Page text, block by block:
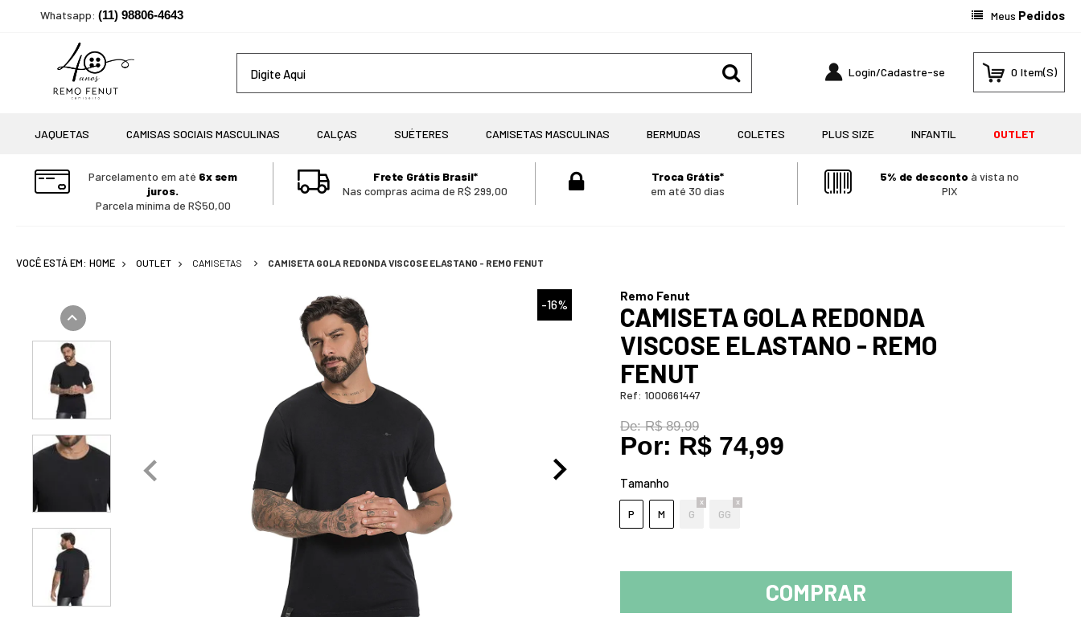
Whatsapp: (11) 98806-4643 Meus Pedidos
0
CAMISAS SOCIAIS MASCULINAS CAMISETAS MASCULINAS BERMUDAS
CALÇAS SUÉTERES PLUS SIZE
JAQUETAS COLETES OUTLET
INFANTIL
Parcelamento em até 6x sem
juros.
Parcela mínima de R$50,00
Frete Grátis Brasil*
Nas compras acima de R$ 299,00
Troca Grátis*
em até 30 dias
5% de desconto à vista no
PIX
OUTLET CAMISETAS CAMISETA GOLA REDONDA VISCOSE ELASTANO - REMO FENUT
-16%
Remo Fenut
CAMISETA GOLA REDONDA
VISCOSE ELASTANO - REMO
FENUT
Ref: 1000661447
De:R$ 89,99
Por: R$ 74,99
Tamanho
P M G GG
COMPRAR